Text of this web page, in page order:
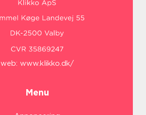
web: www.klikko.dk/
Menu